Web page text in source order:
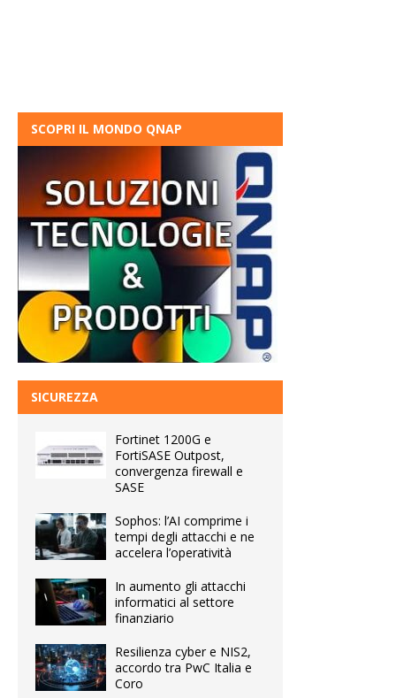
SCOPRI IL MONDO QNAP
SICUREZZA
Fortinet 1200G e
FortiSASE Outpost,
convergenza firewall e
SASE
Sophos: l’AI comprime i
tempi degli attacchi e ne
accelera l’operatività
In aumento gli attacchi
informatici al settore
finanziario
Resilienza cyber e NIS2,
accordo tra PwC Italia e
Coro